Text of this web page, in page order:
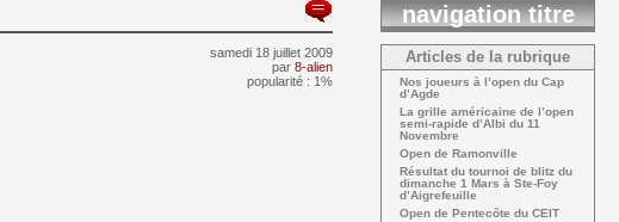
samedi 18 juillet 2009
par 8-alien
popularité : 1%
navigation titre
Articles de la rubrique
Nos joueurs à l’open du Cap
d’Agde
La grille américaine de l’open
semi-rapide d’Albi du 11
Novembre
Open de Ramonville
Résultat du tournoi de blitz du
dimanche 1 Mars à Ste-Foy
d’Aigrefeuille
Open de Pentecôte du CEIT